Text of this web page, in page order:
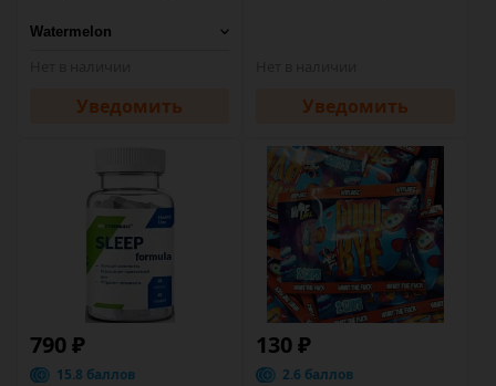
Уведомить Уведомить
790 ₽
15.8 баллов
130 ₽
2.6 баллов